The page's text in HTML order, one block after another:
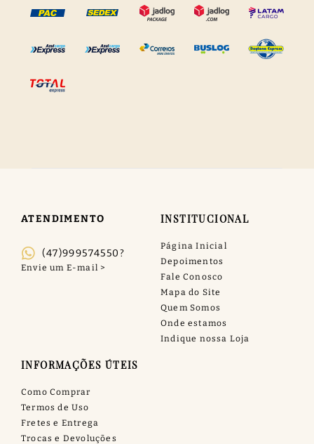
ATENDIMENTO
(47)999574550?
INSTITUCIONAL
Página Inicial
Depoimentos
Fale Conosco
Mapa do Site
Quem Somos
Onde estamos
Indique nossa Loja
INFORMAÇÕES ÚTEIS
Como Comprar
Termos de Uso
Fretes e Entrega
Trocas e Devoluções